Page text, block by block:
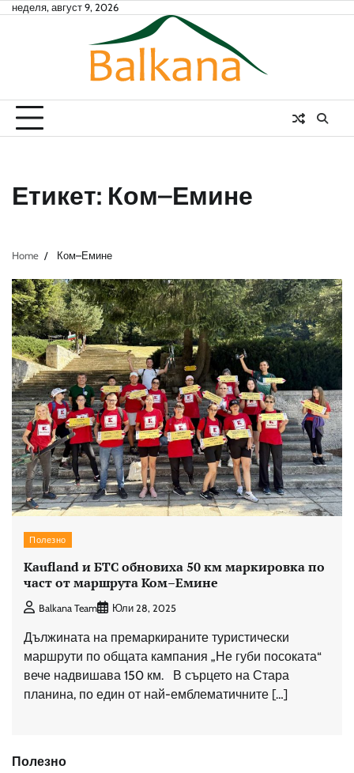
Skipнеделя, август 9, 2026
Етикет: Ком–Емине
Home Ком–Емине
Полезно
Kaufland и БТС обновиха 50 км маркировка по
част от маршрута Ком–Емине
Balkana Team Юли 28, 2025
Дължината на премаркираните туристически
маршрути по общата кампания „Не губи посоката“
вече надвишава 150 км. В сърцето на Стара
планина, по един от най-емблематичните […]
Полезно